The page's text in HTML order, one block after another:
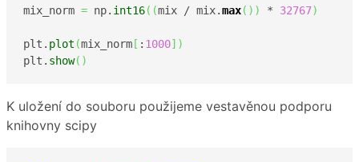
mix_norm = np. int16( (mix / mix.max( ) ) * 32767)
plt. plot (mix_norm [ : 1000] )
plt. show( )
K uložení do souboru použijeme vestavěnou podporu
knihovny scipy